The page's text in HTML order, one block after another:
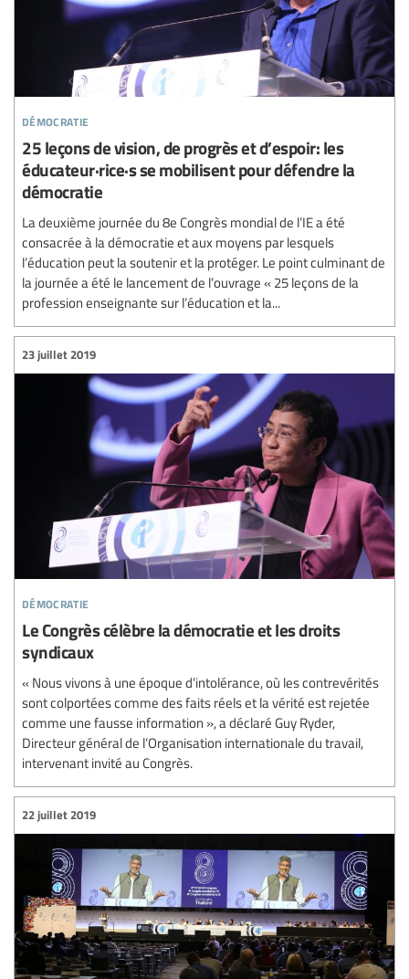
démocratie
25 leçons de vision, de progrès et d’espoir: les
éducateur·rice·s se mobilisent pour défendre la
démocratie
La deuxième journée du 8e Congrès mondial de l’IE a été
consacrée à la démocratie et aux moyens par lesquels
l’éducation peut la soutenir et la protéger. Le point culminant de
la journée a été le lancement de l’ouvrage « 25 leçons de la
profession enseignante sur l’éducation et la...
démocratie
23 juillet 2019
Le Congrès célèbre la démocratie et les droits
syndicaux
« Nous vivons à une époque d’intolérance, où les contrevérités
sont colportées comme des faits réels et la vérité est rejetée
comme une fausse information », a déclaré Guy Ryder,
Directeur général de l’Organisation internationale du travail,
intervenant invité au Congrès.
22 juillet 2019